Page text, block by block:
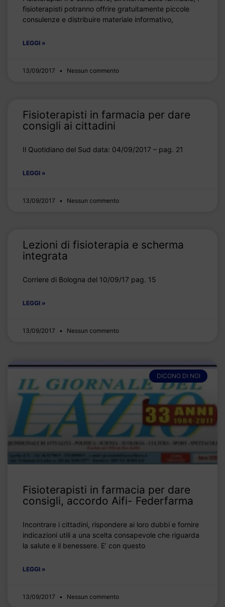
fisioterapisti potranno offrire gratuitamente piccole
consulenze e distribuire materiale informativo,
LEGGI »
13/09/2017 Nessun commento
Fisioterapisti in farmacia per dare
consigli ai cittadini
Il Quotidiano del Sud data: 04/09/2017 – pag. 21
LEGGI »
13/09/2017 Nessun commento
Lezioni di fisioterapia e scherma
integrata
Corriere di Bologna del 10/09/17 pag. 15
LEGGI »
13/09/2017 Nessun commento
DICONO DI NOI
Fisioterapisti in farmacia per dare
consigli, accordo Aifi- Federfarma
Incontrare i cittadini, rispondere ai loro dubbi e fornire
indicazioni utili a una scelta consapevole che riguarda
la salute e il benessere. E’ con questo
LEGGI »
13/09/2017 Nessun commento